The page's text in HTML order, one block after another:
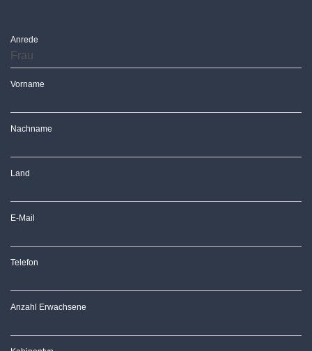
Anrede
Vorname
Nachname
Land
E-Mail
Telefon
Anzahl Erwachsene